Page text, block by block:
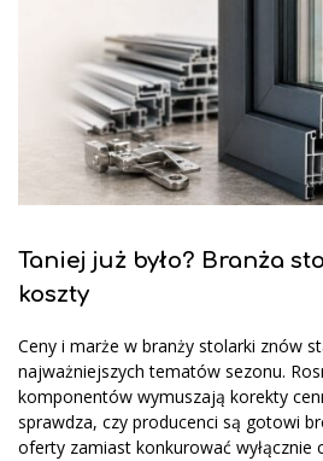
Taniej już było? Branża
koszty
Ceny i marże w branży stolarki znów
najważniejszych tematów sezonu.
komponentów wymuszają korekty
sprawdza, czy producenci są gotowi
oferty zamiast konkurować wyłącznie